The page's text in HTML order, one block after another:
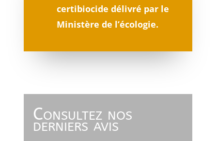
certibiocide délivré par le
Ministère de l’écologie.
Consultez nos
derniers avis